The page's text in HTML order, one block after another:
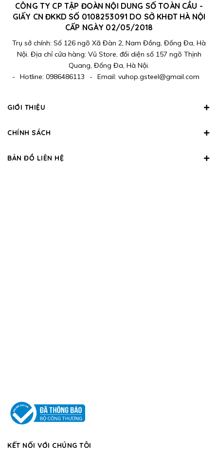
CÔNG TY CP TẬP ĐOÀN NỘI DUNG SỐ TOÀN CẦU -
GIẤY CN ĐKKD SỐ 0108253091 DO SỞ KHĐT HÀ NỘI
CẤP NGÀY 02/05/2018
Trụ sở chính: Số 126 ngõ Xã Đàn 2, Nam Đồng, Đống Đa, Hà
Nội. Địa chỉ cửa hàng: Vũ Store, đối diện số 157 ngõ Thịnh
Quang, Đống Đa, Hà Nội.
-
Hotline: 0986486113 - Email: vuhop.gsteel@gmail.com
GIỚI THIỆU
CHÍNH SÁCH
BẢN ĐỒ LIÊN HỆ
KẾT NỐI VỚI CHÚNG TÔI